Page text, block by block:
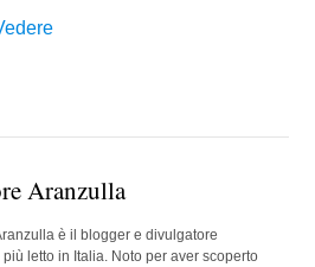
Aranzulla
è il blogger e divulgatore
letto in Italia. Noto per aver scoperto